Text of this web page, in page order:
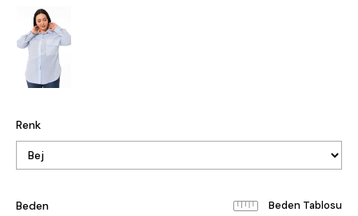
Renk
Beden Beden Tablosu